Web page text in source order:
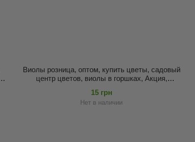
Виолы розница, оптом, купить цветы, садовый
центр цветов, виолы в горшках, Акция,
15 грн
Нет в наличии